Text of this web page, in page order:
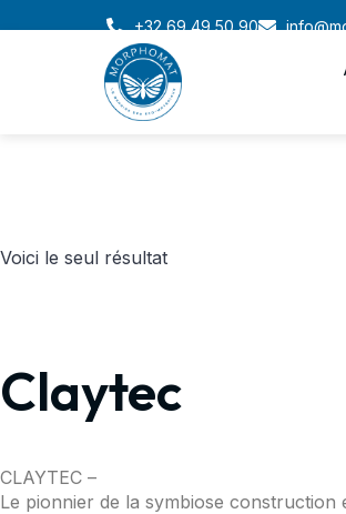
+32 69 49 50 90
Voici le seul résultat
Claytec
CLAYTEC –
Le pionnier de la symbiose construction